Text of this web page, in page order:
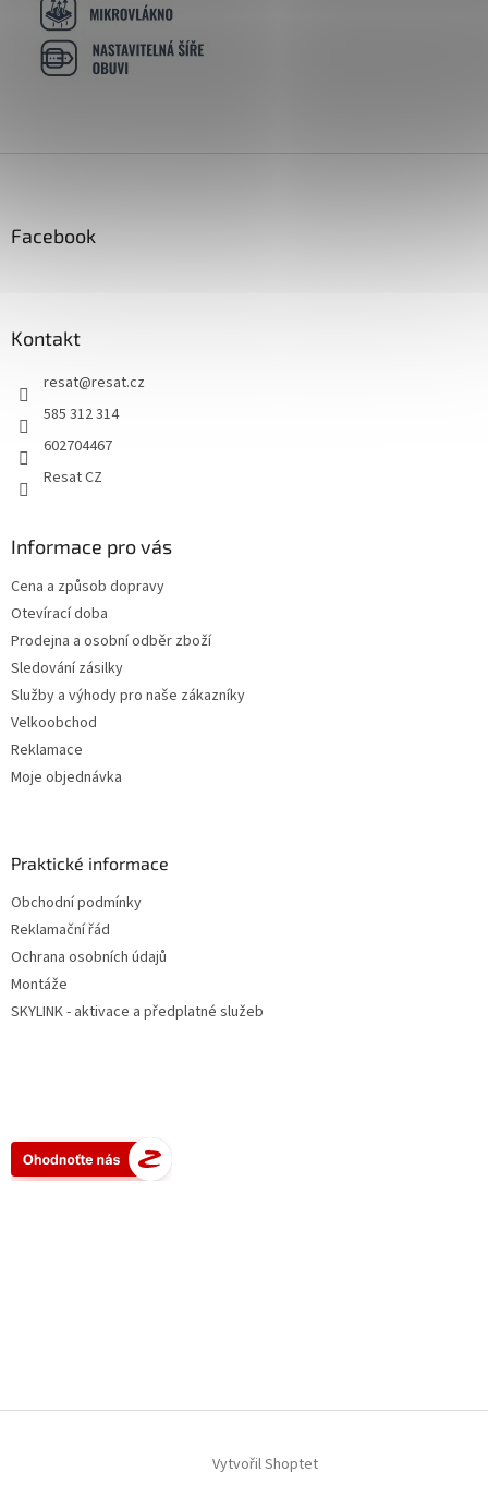
Facebook
Kontakt
resat@resat.cz
585 312 314
602704467
Resat CZ
Informace pro vás
Cena a způsob dopravy
Otevírací doba
Prodejna a osobní odběr zboží
Sledování zásilky
Služby a výhody pro naše zákazníky
Velkoobchod
Reklamace
Moje objednávka
Praktické informace
Obchodní podmínky
Reklamační řád
Ochrana osobních údajů
Montáže
SKYLINK - aktivace a předplatné služeb
Vytvořil Shoptet